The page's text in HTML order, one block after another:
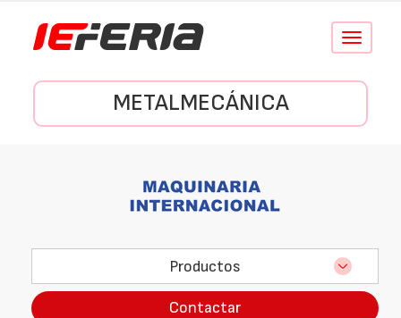
Conmutar
METALMECÁNICA
Productos
Contactar